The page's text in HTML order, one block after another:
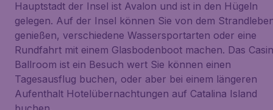
Hauptstadt der Insel ist Avalon und ist in den Hügeln
gelegen. Auf der Insel können Sie von dem
genießen, verschiedene Wassersportarten oder eine
Rundfahrt mit einem Glasbodenboot machen. Das
Ballroom ist ein Besuch wert Sie können einen
Tagesausflug buchen, oder aber bei einem längeren
Aufenthalt Hotelübernachtungen auf Catalina Island